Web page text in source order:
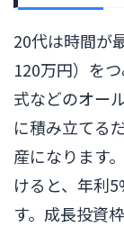
20代は時間が
120万円）を
式などのオー
に積み立てる
産になります
けると、年利
す。成長投資